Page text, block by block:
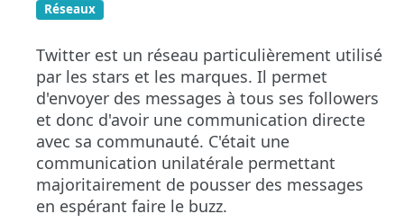
Réseaux
Twitter est un réseau particulièrement utilisé
par les stars et les marques. Il permet
d'envoyer des messages à tous ses followers
et donc d'avoir une communication directe
avec sa communauté. C'était une
communication unilatérale permettant
majoritairement de pousser des messages
en espérant faire le buzz.